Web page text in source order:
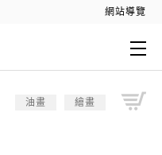
網站導覽
油畫 繪畫